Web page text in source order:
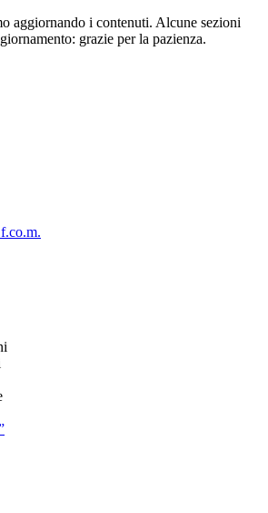
aggiornando i contenuti. Alcune sezioni
grazie per la pazienza.